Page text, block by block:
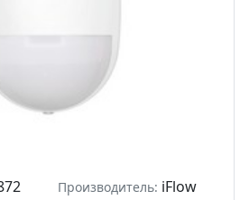
Производитель: iFlow